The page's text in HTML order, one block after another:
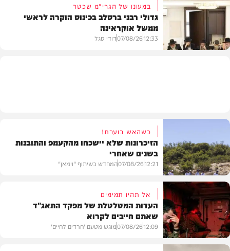
במעונו של הגרי"מ שכטר
גדולי רבני ברסלב בכינוס הוקרה לראשי
ממשל אוקראינה
12:33
07/08/26דודי סגל
וידאו
כשהאש בוערת!
הזיכרונות שלא יישכחו מהקעמפ והתובנות
בשנים שאחרי
12:21
07/08/26המחדש בשיתוף "וימאן"
אל תהיו תמימים
העדות המטלטלת של מפקד התאג"ד
שאתם חייבים לקרוא
12:09
07/08/26מוגש מטעם 'חרדים לחיים'